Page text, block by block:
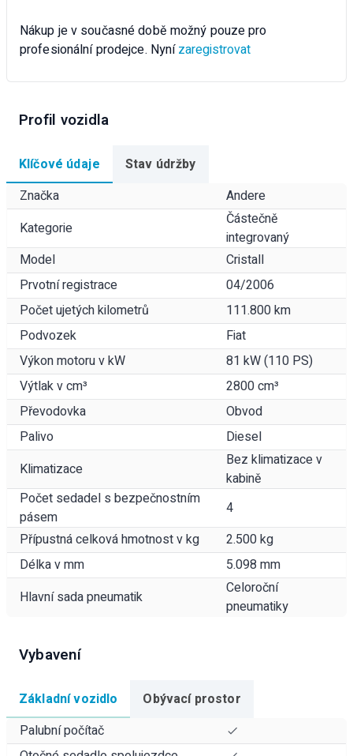
Nákup je v současné době možný pouze pro
profesionální prodejce. Nynízaregistrovat
Profil vozidla
Klíčové údaje
Stav údržby
Značka
Andere
Kategorie
Částečně
integrovaný
Model
Cristall
Prvotní registrace
04/2006
Počet ujetých kilometrů
111.800 km
Podvozek
Fiat
Výkon motoru v kW
81 kW (110 PS)
Výtlak v cm³
2800 cm³
Převodovka
Obvod
Palivo
Diesel
Klimatizace
Bez klimatizace v
kabině
Počet sedadel s bezpečnostním
pásem
4
Přípustná celková hmotnost v kg
2.500 kg
Délka v mm
5.098 mm
Hlavní sada pneumatik
Celoroční
pneumatiky
Vybavení
Základní vozidlo
Obývací prostor
Palubní počítač